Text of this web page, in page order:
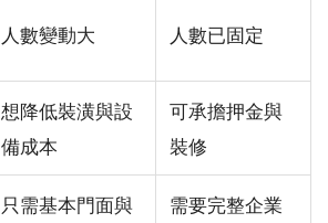
人數變動大 人數已固定
想降低裝潢與設
備成本
可承擔押金與
裝修
只需基本門面與
需要完整企業